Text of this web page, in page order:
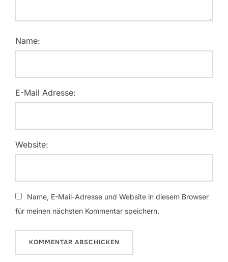
Name:
E-Mail Adresse:
Website:
Name, E-Mail-Adresse und Website in diesem Browser
für meinen nächsten Kommentar speichern.